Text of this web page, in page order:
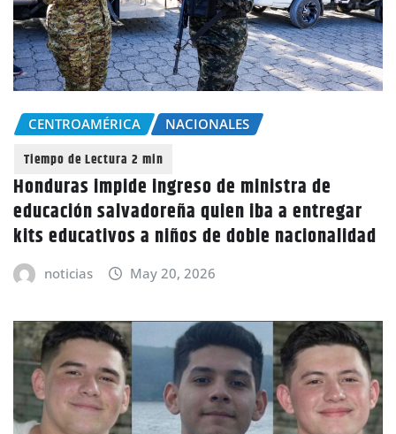
CENTROAMÉRICA NACIONALES
Honduras impide ingreso de ministra de
educación salvadoreña quien iba a entregar
kits educativos a niños de doble nacionalidad
noticias May 20, 2026